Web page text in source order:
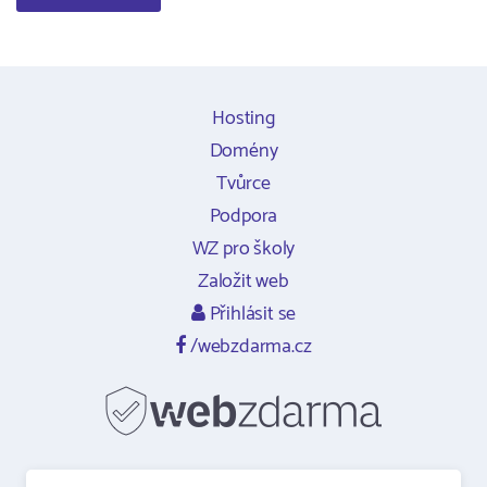
Hosting
Domény
Tvůrce
Podpora
WZ pro školy
Založit web
Přihlásit se
/webzdarma.cz